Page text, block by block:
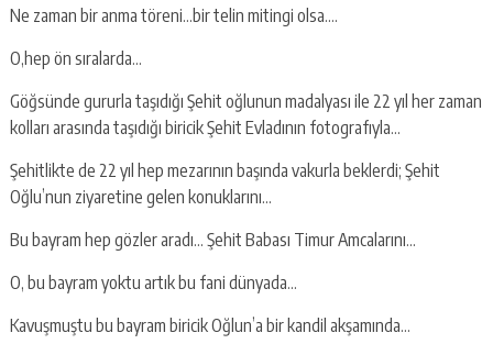
Ne zaman bir anma töreni…bir telin mitingi olsa….
O,hep ön sıralarda…
Göğsünde gururla taşıdığı Şehit oğlunun madalyası ile 22 yıl her zaman
kolları arasında taşıdığı biricik Şehit Evladının fotografıyla…
Şehitlikte de 22 yıl hep mezarının başında vakurla beklerdi; Şehit
Oğlu’nun ziyaretine gelen konuklarını…
Bu bayram hep gözler aradı… Şehit Babası Timur Amcalarını…
O, bu bayram yoktu artık bu fani dünyada…
Kavuşmuştu bu bayram biricik Oğlun’a bir kandil akşamında…